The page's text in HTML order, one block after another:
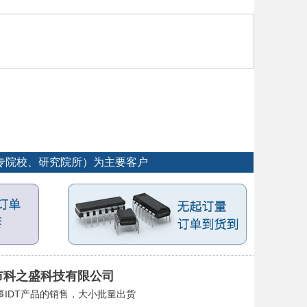
校、研究院所）为主要客户
之盛科技有限公司
IDT产品的销售，大小批量出货